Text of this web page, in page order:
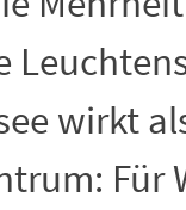
wirkt
Für